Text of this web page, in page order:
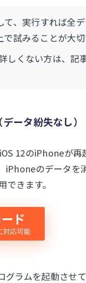
、実行すれば全
試みることが大切
しくない方は、記
ータ紛失なし）
12のiPhoneが
のデータを
きます。
ラムを起動させ